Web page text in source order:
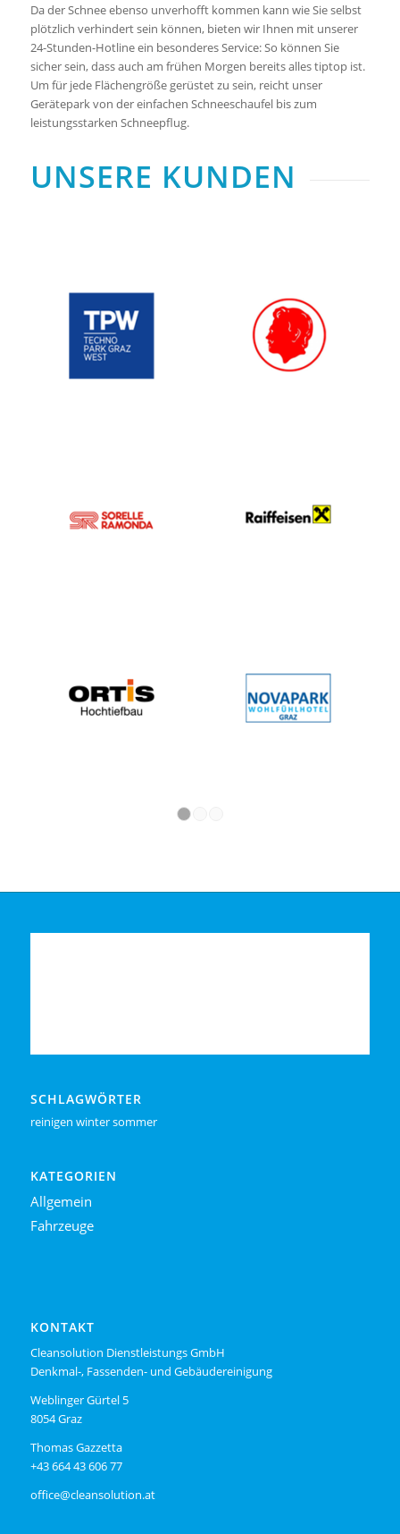
Da der Schnee ebenso unverhofft kommen kann wie Sie selbst
plötzlich verhindert sein können, bieten wir Ihnen mit unserer
24-Stunden-Hotline ein besonderes Service: So können Sie
sicher sein, dass auch am frühen Morgen bereits alles tiptop ist.
Um für jede Flächengröße gerüstet zu sein, reicht unser
Gerätepark von der einfachen Schneeschaufel bis zum
leistungsstarken Schneepflug.
UNSERE KUNDEN
SCHLAGWÖRTER
reinigen winter sommer
KATEGORIEN
Allgemein
Fahrzeuge
KONTAKT
Cleansolution Dienstleistungs GmbH
Denkmal-, Fassenden- und Gebäudereinigung
Weblinger Gürtel 5
8054 Graz
Thomas Gazzetta
+43 664 43 606 77
office@cleansolution.at